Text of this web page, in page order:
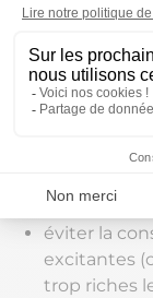
draps et les
pas dormir
couvertures
garder de
portée de
éviter la
excitantes
trop riches